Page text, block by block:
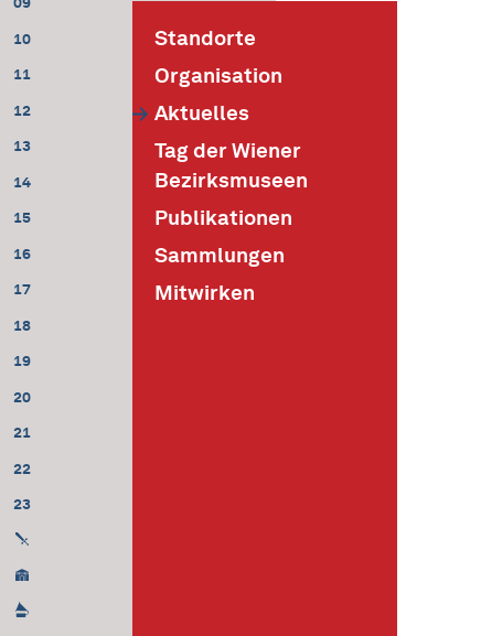
10
11
12
13
14
15
16
17
18
19
20
21
22
23
Standorte
Organisation
Aktuelles
Tag der Wiener
Bezirksmuseen
Publikationen
Sammlungen
Mitwirken